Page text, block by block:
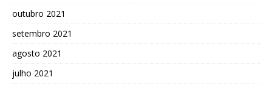
outubro 2021
setembro 2021
agosto 2021
julho 2021